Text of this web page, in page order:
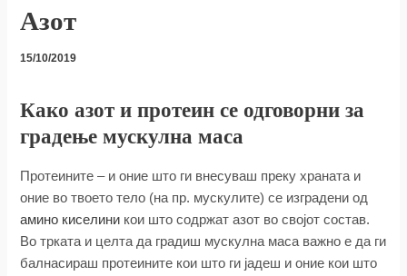
Азот
15/10/2019
Како азот и протеин се одговорни за
градење мускулна маса
Протеините – и оние што ги внесуваш преку храната и
оние во твоето тело (на пр. мускулите) се изградени од
амино киселини кои што содржат азот во својот состав.
Во трката и целта да градиш мускулна маса важно е да ги
балнасираш протеините кои што ги јадеш и оние кои што